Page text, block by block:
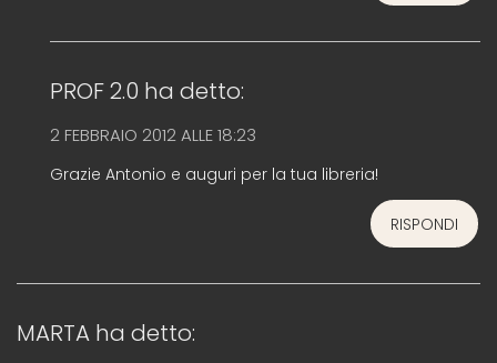
PROF 2.0 ha detto:
2 FEBBRAIO 2012 ALLE 18:23
Grazie Antonio e auguri per la tua libreria!
RISPONDI
MARTA ha detto: